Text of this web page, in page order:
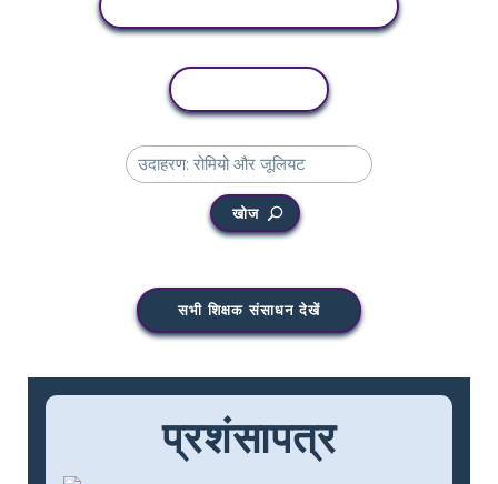
खोज
सभी शिक्षक संसाधन देखें
प्रशंसापत्र